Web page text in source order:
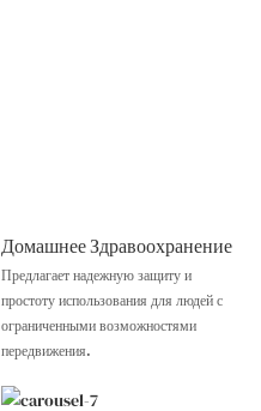
Домашнее Здравоохранение
Предлагает надежную защиту и
простоту использования для людей с
ограниченными возможностями
передвижения.